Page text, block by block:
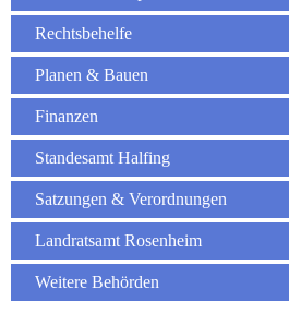
Rechtsbehelfe
Planen & Bauen
Finanzen
Standesamt Halfing
Satzungen & Verordnungen
Landratsamt Rosenheim
Weitere Behörden